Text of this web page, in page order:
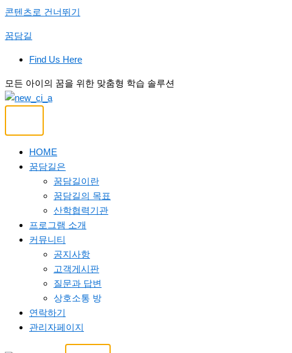
콘텐츠로 건너뛰기
꿈담길
Find Us Here
모든 아이의 꿈을 위한 맞춤형 학습 솔루션
HOME
꿈담길은
꿈담길이란
꿈담길의 목표
산학협력기관
프로그램 소개
커뮤니티
공지사항
고객게시판
질문과 답변
상호소통 방
연락하기
관리자페이지